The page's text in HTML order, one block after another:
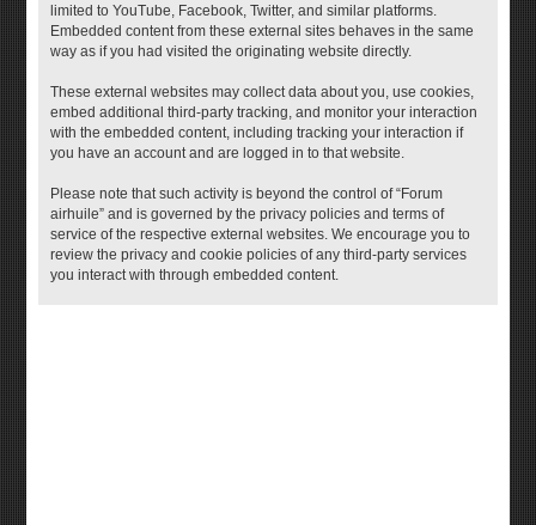
limited to YouTube, Facebook, Twitter, and similar platforms.
Embedded content from these external sites behaves in the same
way as if you had visited the originating website directly.
These external websites may collect data about you, use cookies,
embed additional third-party tracking, and monitor your interaction
with the embedded content, including tracking your interaction if
you have an account and are logged in to that website.
Please note that such activity is beyond the control of “Forum
airhuile” and is governed by the privacy policies and terms of
service of the respective external websites. We encourage you to
review the privacy and cookie policies of any third-party services
you interact with through embedded content.